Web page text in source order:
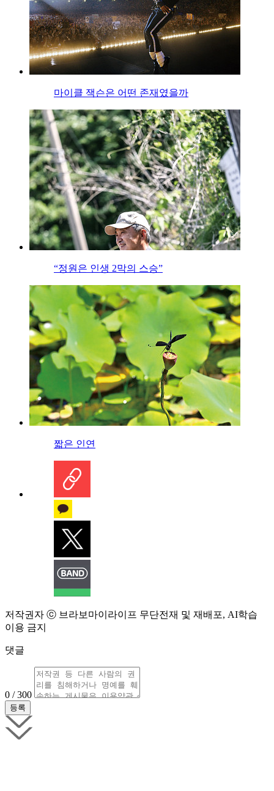
마이클 잭슨은 어떤 존재였을까
“정원은 인생 2막의 스승”
짧은 인연
저작권자 ⓒ 브라보마이라이프 무단전재 및 재배포, AI학습
이용 금지
댓글
0 / 300